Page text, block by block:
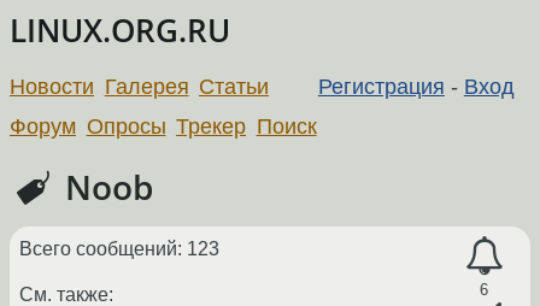
LINUX.ORG.RU
Регистрация - Вход
Новости Галерея Статьи
Форум Опросы Трекер Поиск
Noob
6
Всего сообщений: 123
См. также: